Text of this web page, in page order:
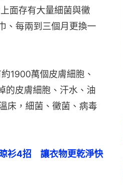
面存有大量細菌與黴
、每兩到三個月更換一
1900萬個皮膚細胞、
的皮膚細胞、汗水、油
床，細菌、黴菌、病毒
衫4招　讓衣物更乾淨快